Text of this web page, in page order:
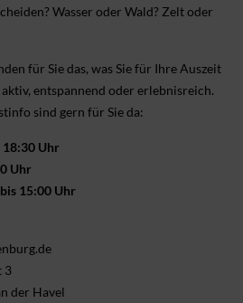
Wasser oder Wald? Zelt oder
für Sie das, was Sie für Ihre Aus­zeit
ent­spannend oder erlebnis­reich.
sind gern für Sie da:
18:30 Uhr
Uhr
15:00 Uhr
3
der Havel